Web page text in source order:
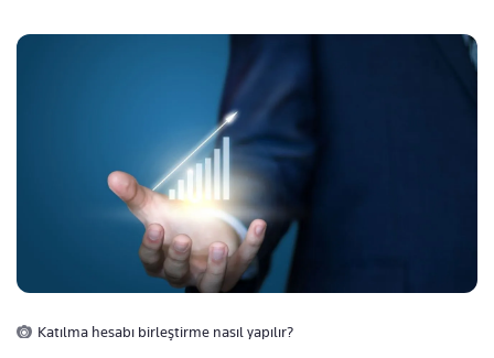
Katılma hesabı birleştirme nasıl yapılır?